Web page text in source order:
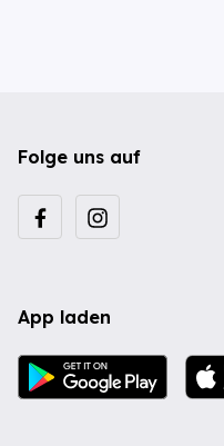
Folge uns auf
App laden